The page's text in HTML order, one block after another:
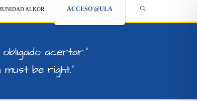
ALKOR ACCESO @ULA
obligado acertar."
must be right."